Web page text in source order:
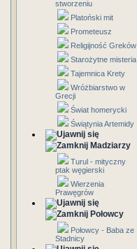
stworzeniu
Platoński mit
Prometeusz
Religijność Greków
Starożytne misteria
Tajemnica Krety
Wróżbiarstwo w
Grecji
Świat homerycki
Świątynia Artemidy
Madziarzy
Turul - mityczny
ptak węgierski
Wierzenia
Prawęgrów
Połowcy
Połowcy - Baba ze
Stadnicy